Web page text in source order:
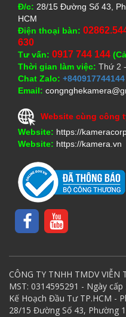
Đ/c: 28/15 Đường Số 43,
HCM
Điện thoại bàn:
630
Tư vấn: 0917 744 144
Thời gian làm việc: Thứ 2
Chat Zalo: +840917744144
Email:
Website cùng công
Website: https://
Website: https://kamera.vn
CÔNG TY TNHH TMDV VIỄN
MST: 0314595291 - Ngày
Kế Hoạch Đầu Tư TP.HCM -
28/15 Đường Số 43, Phường